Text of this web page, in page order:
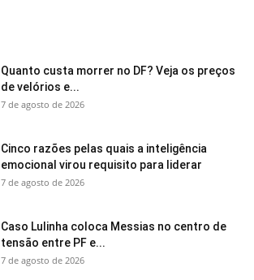
Quanto custa morrer no DF? Veja os preços
de velórios e...
7 de agosto de 2026
Cinco razões pelas quais a inteligência
emocional virou requisito para liderar
7 de agosto de 2026
Caso Lulinha coloca Messias no centro de
tensão entre PF e...
7 de agosto de 2026